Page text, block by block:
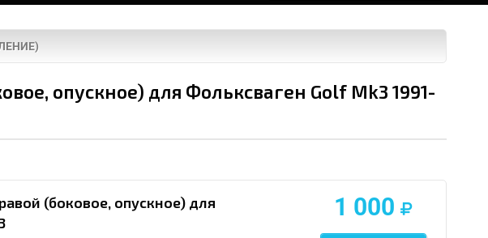
опускное) для Фольксваген Golf Mk3 1991-
(боковое, опускное) для
1 000